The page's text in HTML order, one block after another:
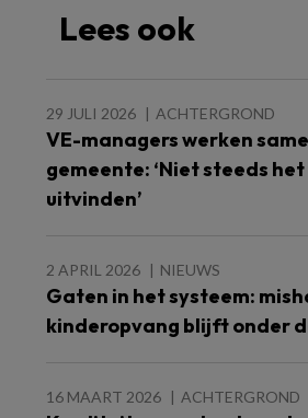
Lees ook
29 JULI 2026 ACHTERGROND
VE-managers werken
gemeente: ‘Niet steeds
uitvinden’
2 APRIL 2026 NIEUWS
Gaten in het systeem:
kinderopvang blijft onder
16 MAART 2026 ACHTERGROND